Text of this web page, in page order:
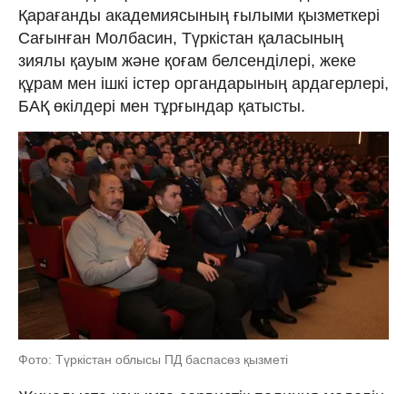
Қарағанды академиясының ғылыми қызметкері
Сағынған Молбасин, Түркістан қаласының
зиялы қауым және қоғам белсенділері, жеке
құрам мен ішкі істер органдарының ардагерлері,
БАҚ өкілдері мен тұрғындар қатысты.
Фото: Түркістан облысы ПД баспасөз қызметі